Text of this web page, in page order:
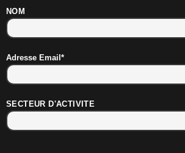
NOM
Adresse Email*
SECTEUR D'ACTIVITE